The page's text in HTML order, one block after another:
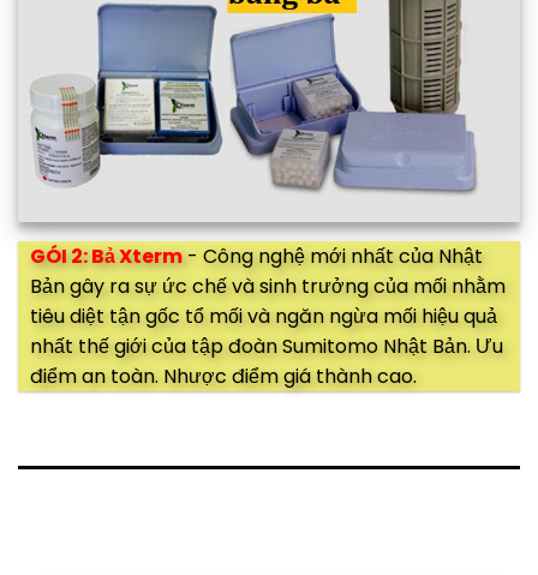
GÓI 2: Bả Xterm- Công nghệ mới nhất của Nhật
Bản gây ra sự ức chế và sinh trưởng của mối nhằm
tiêu diệt tận gốc tổ mối và ngăn ngừa mối hiệu quả
nhất thế giới của tập đoàn Sumitomo Nhật Bản. Ưu
điểm an toàn. Nhược điểm giá thành cao.